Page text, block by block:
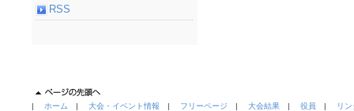
RSS
| ホーム | 大会・イベント情報 | フリーページ | 大会結果 | 役員 | リ